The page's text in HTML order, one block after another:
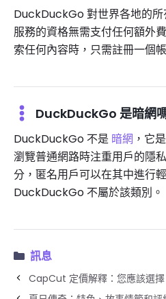
DuckDuckGo 對世界各地的
服務的資格無需支付任何額外
索任何內容時，只需註冊一個
DuckDuckGo 是暗網
DuckDuckGo 不是 暗網 ，它
瀏覽普通網路時注重用戶的隱
分，匿名用戶可以在其中進行
DuckDuckGo 不屬於該類別。
訊息
CapCut 定價解釋：您應該選